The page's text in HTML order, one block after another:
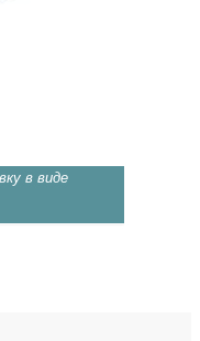
в виде